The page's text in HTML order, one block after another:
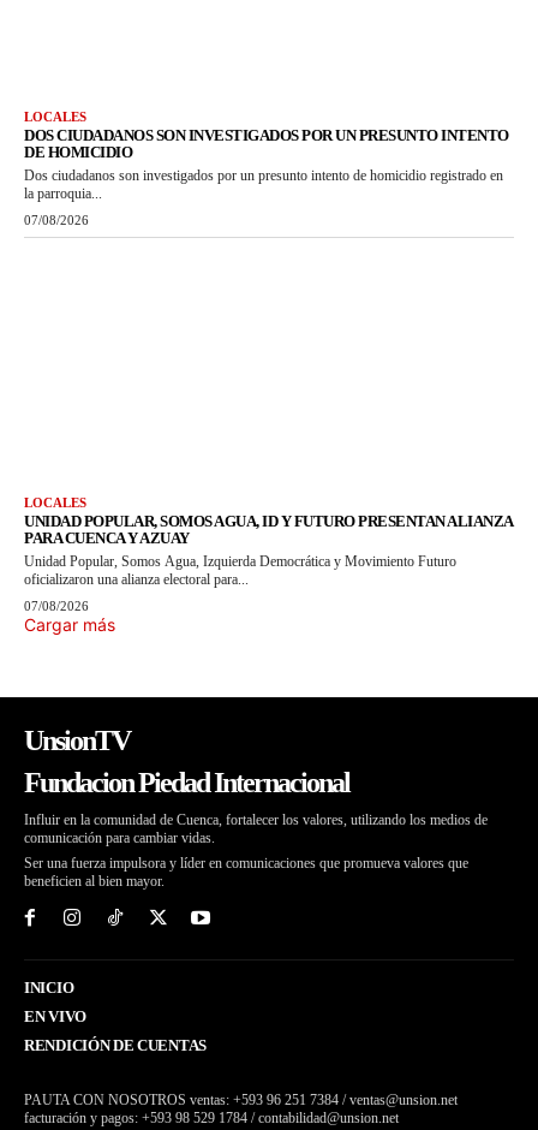
LOCALES
DOS CIUDADANOS SON INVESTIGADOS POR UN PRESUNTO INTENTO
DE HOMICIDIO
Dos ciudadanos son investigados por un presunto intento de homicidio registrado en
la parroquia...
07/08/2026
LOCALES
UNIDAD POPULAR, SOMOS AGUA, ID Y FUTURO PRESENTAN ALIANZA
PARA CUENCA Y AZUAY
Unidad Popular, Somos Agua, Izquierda Democrática y Movimiento Futuro
oficializaron una alianza electoral para...
07/08/2026
Cargar más
UnsionTV
Fundacion Piedad Internacional
Influir en la comunidad de Cuenca, fortalecer los valores, utilizando los medios de
comunicación para cambiar vidas.
Ser una fuerza impulsora y líder en comunicaciones que promueva valores que
beneficien al bien mayor.
INICIO
EN VIVO
RENDICIÓN DE CUENTAS
PAUTA CON NOSOTROS ventas: +593 96 251 7384 / ventas@unsion.net
facturación y pagos: +593 98 529 1784 / contabilidad@unsion.net